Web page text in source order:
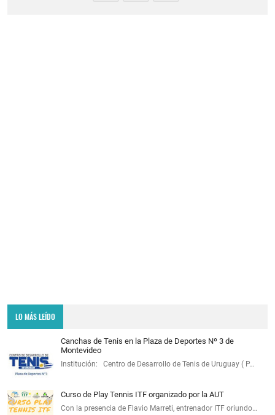
LO MÁS LEÍDO
Canchas de Tenis en la Plaza de Deportes Nº 3 de
Montevideo
Institución: Centro de Desarrollo de Tenis de Uruguay ( P…
Curso de Play Tennis ITF organizado por la AUT
Con la presencia de Flavio Marreti, entrenador ITF oriundo…